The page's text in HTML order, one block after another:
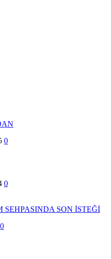
0
0
SEHPASINDA SON İSTEĞİ
0